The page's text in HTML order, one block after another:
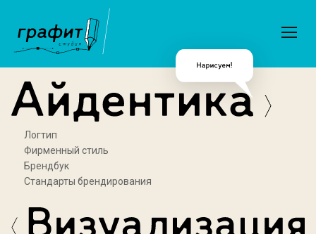
Логтип
Фирменный стиль
Брендбук
Стандарты брендирования